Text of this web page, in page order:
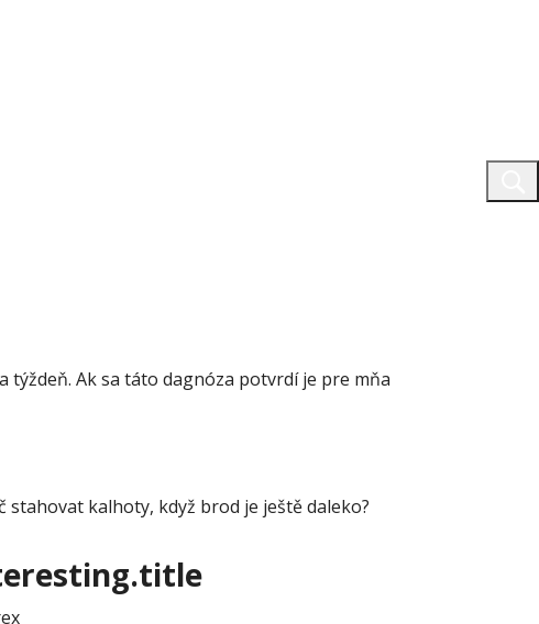
týždeň. Ak sa táto dagnóza potvrdí je pre mňa
kalhoty, když brod je ještě daleko?